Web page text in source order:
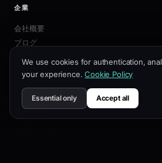
企業
会社概要
ブログ
お問い合わせ
リソース
ドキュメント
We use cookies for authentication,
your experience. Cookie Policy
Essential only Accept all